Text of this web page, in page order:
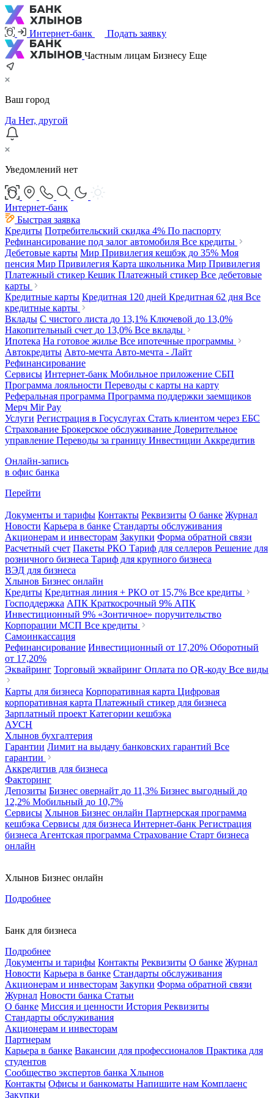
Интернет-банк Подать заявку
Частным лицам Бизнесу Еще
Ваш город
Да Нет, другой
Уведомлений нет
Интернет-банк
Быстрая заявка
Кредиты Потребительский скидка 4% По паспорту
Рефинансирование под залог автомобиля Все кредиты
Дебетовые карты Мир Привилегия кешбэк до 35% Моя
пенсия Мир Привилегия Карта школьника Мир Привилегия
Платежный стикер Кешик Платежный стикер Все дебетовые
карты
Кредитные карты Кредитная 120 дней Кредитная 62 дня Все
кредитные карты
Вклады С чистого листа до 13,1% Ключевой до 13,0%
Накопительный счет до 13,0% Все вклады
Ипотека На готовое жилье Все ипотечные программы
Автокредиты Авто-мечта Авто-мечта - Лайт
Рефинансирование
Сервисы Интернет-банк Мобильное приложение СБП
Программа лояльности Переводы с карты на карту
Реферальная программа Программа поддержки заемщиков
Мерч Mir Pay
Услуги Регистрация в Госуслугах Стать клиентом через ЕБС
Страхование Брокерское обслуживание Доверительное
управление Переводы за границу Инвестиции Аккредитив
Онлайн-запись
в офис банка
Перейти
Документы и тарифы Контакты Реквизиты О банке Журнал
Новости Карьера в банке Стандарты обслуживания
Акционерам и инвесторам Закупки Форма обратной связи
Расчетный счет Пакеты РКО Тариф для селлеров Решение для
розничного бизнеса Тариф для крупного бизнеса
ВЭД для бизнеса
Хлынов Бизнес онлайн
Кредиты Кредитная линия + РКО от 15,7% Все кредиты
Господдержка АПК Краткосрочный 9% АПК
Инвестиционный 9% «Зонтичное» поручительство
Корпорации МСП Все кредиты
Самоинкассация
Рефинансирование Инвестиционный от 17,20% Оборотный
от 17,20%
Эквайринг Торговый эквайринг Оплата по QR-коду Все виды
Карты для бизнеса Корпоративная карта Цифровая
корпоративная карта Платежный стикер для бизнеса
Зарплатный проект Категории кешбэка
АУСН
Хлынов бухгалтерия
Гарантии Лимит на выдачу банковских гарантий Все
гарантии
Аккредитив для бизнеса
Факторинг
Депозиты Бизнес овернайт до 11,3% Бизнес выгодный до
12,2% Мобильный до 10,7%
Сервисы Хлынов Бизнес онлайн Партнерская программа
кешбэка Сервисы для бизнеса Интернет-банк Регистрация
бизнеса Агентская программа Страхование Старт бизнеса
онлайн
Хлынов Бизнес онлайн
Подробнее
Банк для бизнеса
Подробнее
Документы и тарифы Контакты Реквизиты О банке Журнал
Новости Карьера в банке Стандарты обслуживания
Акционерам и инвесторам Закупки Форма обратной связи
Журнал Новости банка Статьи
О банке Миссия и ценности История Реквизиты
Стандарты обслуживания
Акционерам и инвесторам
Партнерам
Карьера в банке Вакансии для профессионалов Практика для
студентов
Сообщество экспертов банка Хлынов
Контакты Офисы и банкоматы Напишите нам Комплаенс
Закупки